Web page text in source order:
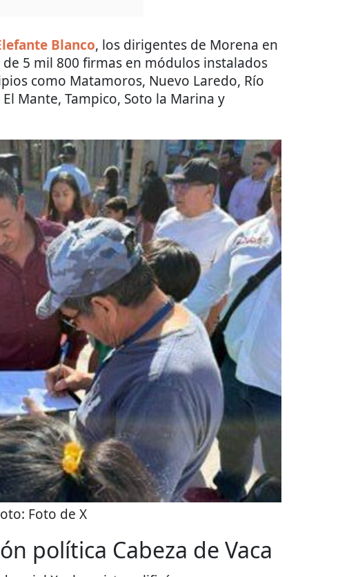
Blanco, los dirigentes de Morena en
5 mil 800 firmas en módulos instalados
como Matamoros, Nuevo Laredo, Río
Mante, Tampico, Soto la Marina y
Foto de X
política Cabeza de Vaca